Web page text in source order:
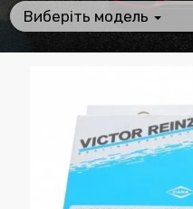
Виберіть модель